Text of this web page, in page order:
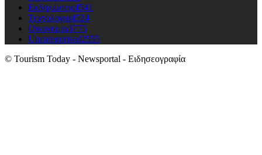
Εκδηλώσεις4541
Τεχνολογια4524
Οικονομια3773
Uncategorised2555
© Tourism Today - Newsportal - Ειδησεογραφία